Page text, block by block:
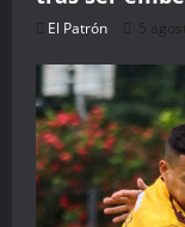
El Patrón 5
Sign up